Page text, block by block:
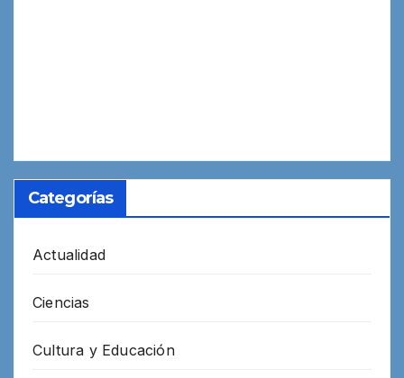
Categorías
Actualidad
Ciencias
Cultura y Educación